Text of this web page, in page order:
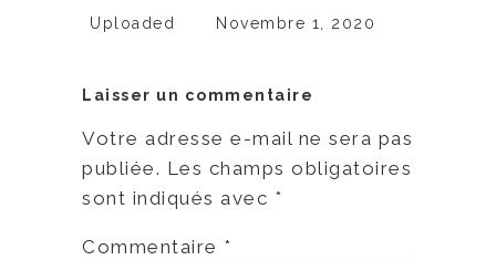
Uploaded Novembre 1, 2020
Laisser un commentaire
Votre adresse e-mail ne sera pas
publiée. Les champs obligatoires
sont indiqués avec *
Commentaire *